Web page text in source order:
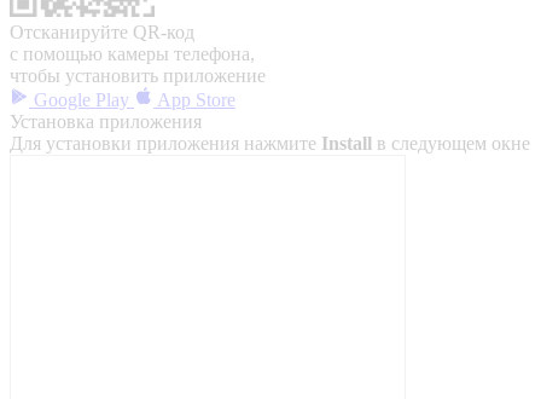
Отсканируйте QR-код
с помощью камеры телефона,
чтобы установить приложение
Google Play
App Store
Установка приложения
Для установки приложения нажмите Install в следующем окне